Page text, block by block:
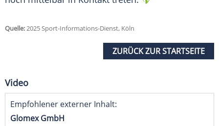
Quelle:2025 Sport-Informations-Dienst, Köln
ZURÜCK ZUR STARTSEITE
Video
Empfohlener externer Inhalt:
Glomex GmbH